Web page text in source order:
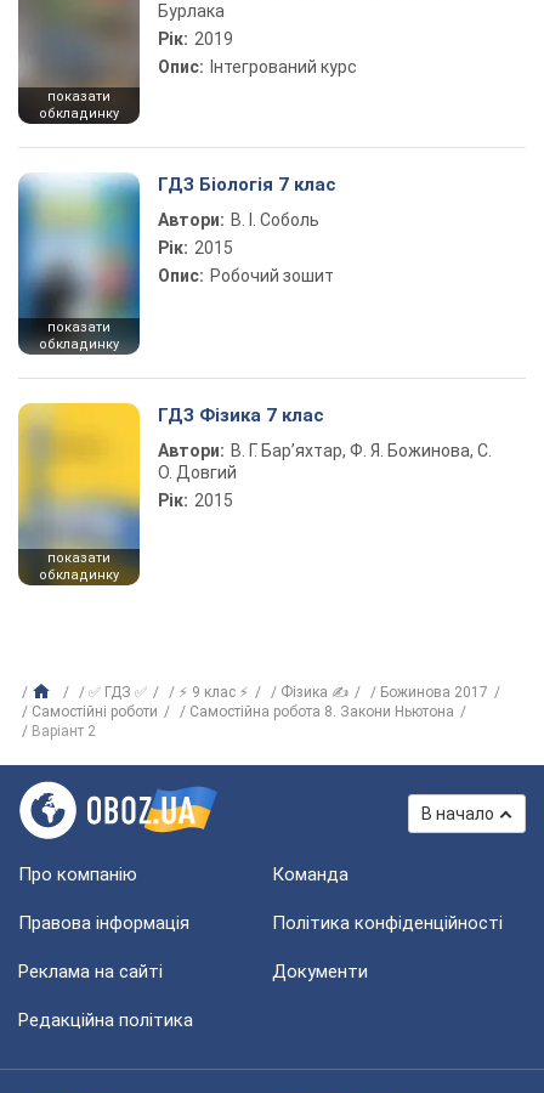
показати
обкладинку
Бурлака
Рік: 2019
Опис: Інтегрований курс
показати
обкладинку
ГДЗ Біологія 7 клас
Автори: В. І. Соболь
Рік: 2015
Опис: Робочий зошит
показати
обкладинку
ГДЗ Фізика 7 клас
Автори: В. Г. Бар’яхтар, Ф. Я. Божинова, С.
О. Довгий
Рік: 2015
✅ ГДЗ ✅ ⚡ 9 клас ⚡ Фізика ✍
Божинова 2017
Самостійні роботи
Самостійна робота 8. Закони Ньютона
Варіант 2
В начало
Про компанію Команда
Правова інформація Політика конфіденційності
Реклама на сайті Документи
Редакційна політика